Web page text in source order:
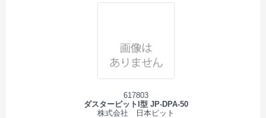
617803
ダスターピットI型 JP-DPA-50
株式会社 日本ピット